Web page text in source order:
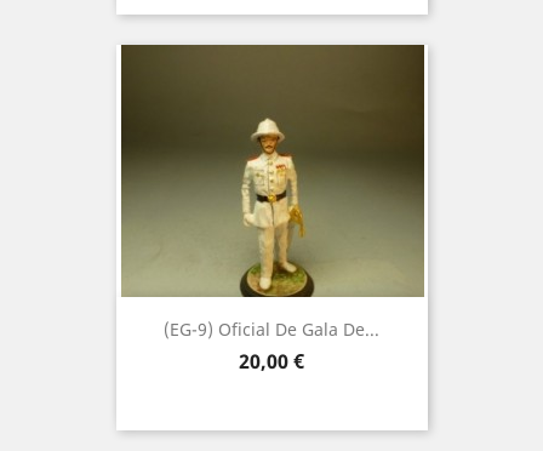
(EG-9) Oficial De Gala De...
Precio
20,00 €